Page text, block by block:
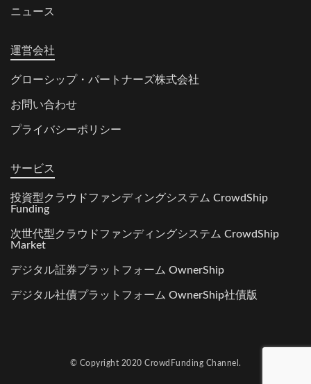
ニュース
運営会社
グローシップ・パートナーズ株式会社
お問い合わせ
プライバシーポリシー
サービス
投資型クラウドファンディングシステム CrowdShip
Funding
次世代型クラウドファンディングシステム CrowdShip
Market
デジタル証券プラットフォーム OwnerShip
デジタル社債プラットフォーム OwnerShip社債版
© Copyright 2020 CrowdFunding Channel.